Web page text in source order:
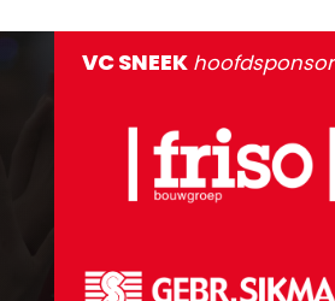
VC SNEEK hoofdsponsor